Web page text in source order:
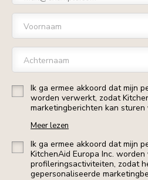
Voornaam
Achternaam
Ik ga ermee akkoord dat mijn
worden verwerkt, zodat
marketingberichten kan
Meer lezen
Ik ga ermee akkoord dat mijn
KitchenAid Europa Inc.
profileringsactiviteiten, zodat
gepersonaliseerde